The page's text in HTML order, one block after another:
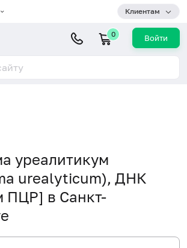
Клиентам
0 Войти
уреалитикум
urealyticum), ДНК
ПЦР] в Санкт-